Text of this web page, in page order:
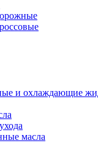
и охлаждающие
масла